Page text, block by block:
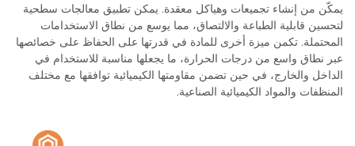
يمكّن من إنشاء تجميعات وهياكل معقدة. يمكن تطبيق معالجات سطحية
لتحسين قابلية الطباعة والالتصاق، مما يوسع من نطاق الاستخدامات
المحتملة. تكمن ميزة أخرى للمادة في قدرتها على الحفاظ على خصائصها
عبر نطاق واسع من درجات الحرارة، ما يجعلها مناسبة للاستخدام في
الداخل والخارج، في حين تضمن مقاومتها الكيميائية توافقها مع مختلف
المنظفات والمواد الكيميائية الصناعية.